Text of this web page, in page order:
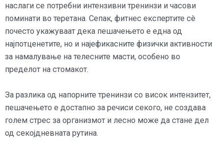
наслаги се потребни интензивни тренинзи и часови
поминати во теретана. Сепак, фитнес експертите сè
почесто укажуваат дека пешачењето е една од
најпотценетите, но и најефикасните физички активности
за намалување на телесните масти, особено во
пределот на стомакот.
За разлика од напорните тренинзи со висок интензитет,
пешачењето е достапно за речиси секого, не создава
голем стрес за организмот и лесно може да стане дел
од секојдневната рутина.